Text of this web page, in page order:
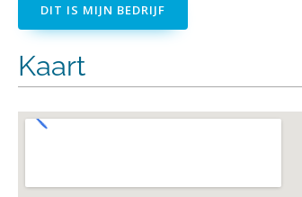
DIT IS MIJN BEDRIJF
Kaart